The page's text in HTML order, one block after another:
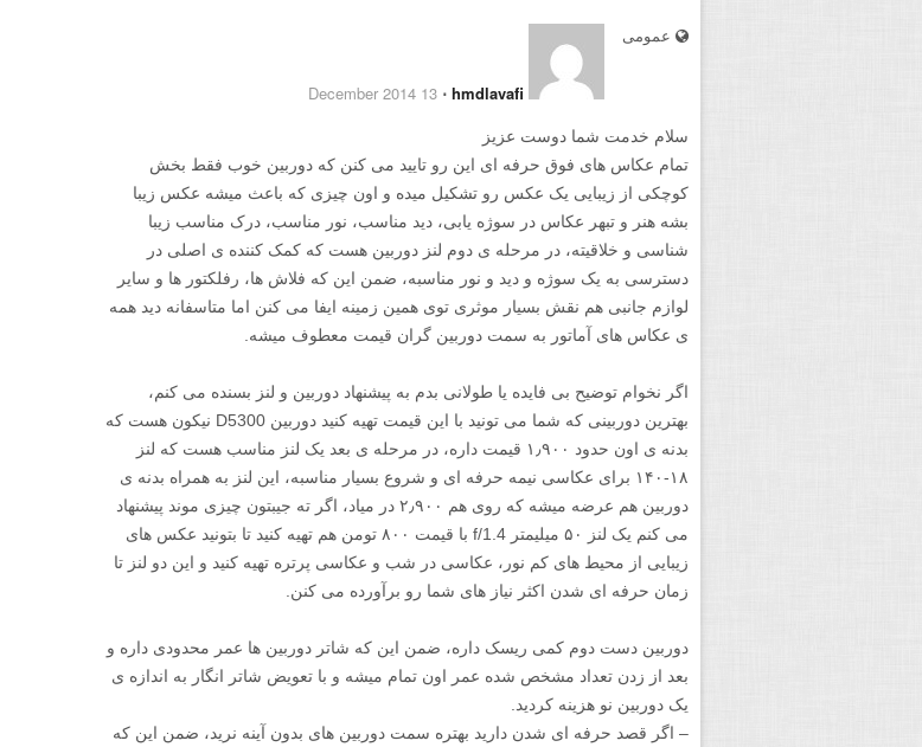
عمومی
hmdlavafi
⋅
13 December 2014
سلام خدمت شما دوست عزیز
تمام عکاس های فوق حرفه ای این رو تایید می کنن که دوربین خوب فقط بخش
کوچکی از زیبایی یک عکس رو تشکیل میده و اون چیزی که باعث میشه عکس زیبا
بشه هنر و تبهر عکاس در سوژه یابی، دید مناسب، نور مناسب، درک مناسب زیبا
شناسی و خلاقیته، در مرحله ی دوم لنز دوربین هست که کمک کننده ی اصلی در
دسترسی به یک سوژه و دید و نور مناسبه، ضمن این که فلاش ها، رفلکتور ها و سایر
لوازم جانبی هم نقش بسیار موثری توی همین زمینه ایفا می کنن اما متاسفانه دید همه
ی عکاس های آماتور به سمت دوربین گران قیمت معطوف میشه.
اگر نخوام توضیح بی فایده یا طولانی بدم به پیشنهاد دوربین و لنز بسنده می کنم،
بهترین دوربینی که شما می تونید با این قیمت تهیه کنید دوربین D5300 نیکون هست که
بدنه ی اون حدود ۱٫۹۰۰ قیمت داره، در مرحله ی بعد یک لنز مناسب هست که لنز
۱۸-۱۴۰ برای عکاسی نیمه حرفه ای و شروع بسیار مناسبه، این لنز به همراه بدنه ی
دوربین هم عرضه میشه که روی هم ۲٫۹۰۰ در میاد، اگر ته جیبتون چیزی موند پیشنهاد
می کنم یک لنز ۵۰ میلیمتر f/1.4 با قیمت ۸۰۰ تومن هم تهیه کنید تا بتونید عکس های
زیبایی از محیط های کم نور، عکاسی در شب و عکاسی پرتره تهیه کنید و این دو لنز تا
زمان حرفه ای شدن اکثر نیاز های شما رو برآورده می کنن.
دوربین دست دوم کمی ریسک داره، ضمن این که شاتر دوربین ها عمر محدودی داره و
بعد از زدن تعداد مشخص شده عمر اون تمام میشه و با تعویض شاتر انگار به اندازه ی
یک دوربین نو هزینه کردید.
– اگر قصد حرفه ای شدن دارید بهتره سمت دوربین های بدون آینه نرید، ضمن این که